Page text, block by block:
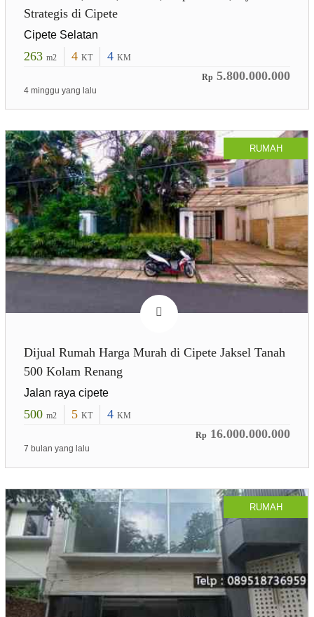
Strategis di Cipete
Cipete Selatan
263 m2 4 KT 4 KM
Rp 5.800.000.000
4 minggu yang lalu
RUMAH
Dijual Rumah Harga Murah di Cipete Jaksel Tanah
500 Kolam Renang
Jalan raya cipete
500 m2 5 KT 4 KM
Rp 16.000.000.000
7 bulan yang lalu
RUMAH